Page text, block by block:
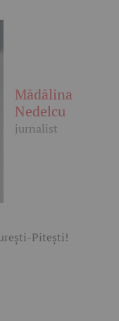
Mădălina
Nedelcu
jurnalist